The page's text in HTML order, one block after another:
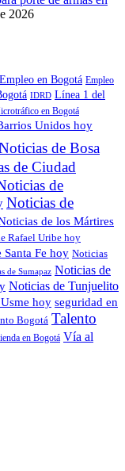
2026
Empleo en Bogotá Empleo
IDRD Línea 1 del
en Bogotá
Unidos hoy
de Bosa
de Ciudad
de
Noticias de
de los Mártires
Rafael Uribe hoy
Santa Fe hoy Noticias
de Sumapaz Noticias de
Noticias de Tunjuelito
hoy seguridad en
Bogotá Talento
en Bogotá Vía al